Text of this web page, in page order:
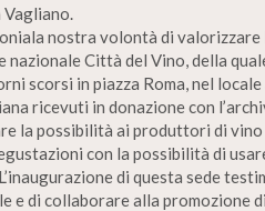
Vagliano.
nostra volontà di valorizzare
nazionale Città del Vino, della
scorsi in piazza Roma, nel
ricevuti in donazione con
la possibilità ai produttori di
con la possibilità di
di questa sede
e di collaborare alla promozione